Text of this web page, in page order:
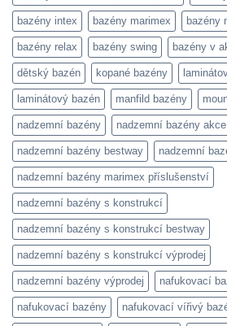
bazény intex bazény marimex bazény
bazény relax bazény swing bazény v
dětský bazén kopané bazény
laminátový bazén manfild bazény
nadzemní bazény nadzemní bazény akce
nadzemní bazény bestway nadzemní
nadzemní bazény marimex příslušenství
nadzemní bazény s konstrukcí
nadzemní bazény s konstrukcí bestway
nadzemní bazény s konstrukcí výprodej
nadzemní bazény výprodej nafukovací
nafukovací bazény nafukovací vířivý